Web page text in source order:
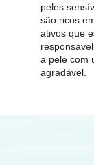
peles
são ricos
ativos que
a pele com
agradável.